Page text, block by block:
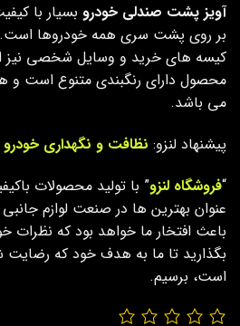
آویز پشت صندلی خودرو بسیار با
بر روی پشت سری همه خودروها
کیسه های خرید و وسایل شخصی نیز
می باشد.
پیشنهاد لنزو: نظافت و نگهداری خودرو
“فروشگاه لنزو” با تولید محصولات
عنوان بهترین ها در صنعت لوازم
باعث افتخار ما خواهد بود که نظرات
بگذارید تا ما به هدف خود که رضایت
است، برسیم.